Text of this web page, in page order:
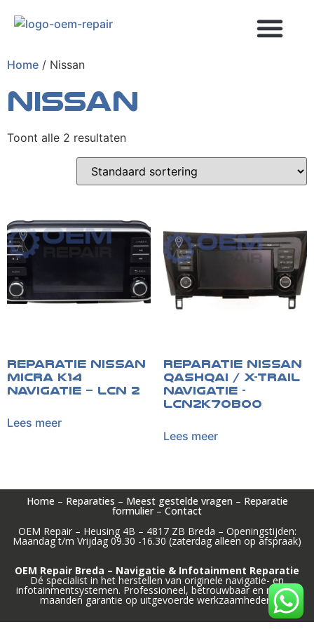
Home / Nissan
Nissan
Toont alle 2 resultaten
Reparatie Nissan
Micra K14
navigatie – LCN 2
Lees meer
Reparatie Nissan
Qashqai / X-Trail
navigatie -
LCN2K70B00
Lees meer
Home – Reparaties – Meest gestelde vragen – Reparatie
formulier–Contact
OEM Repair – Heusing 4B – 4817 ZB Breda – Openingstijden:
Maandag t/m Vrijdag 09.30 -16.30 (zaterdag alleen op afspraak)
OEM Repair Breda – Navigatie & Infotainment Reparatie
Dé specialist in het herstellen van originele navigatie- en
infotainmentsystemen. Professioneel, betrouwbaar en met 12
maanden garantie op uitgevoerde werkzaamheden.